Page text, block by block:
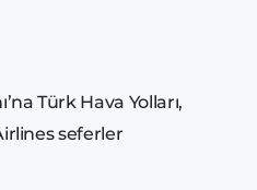
Türk Hava Yolları,
seferler